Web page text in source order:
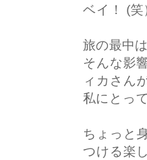
ベイ！ (笑
旅の最中
そんな影
ィカさん
私にとっ
ちょっと
つける楽